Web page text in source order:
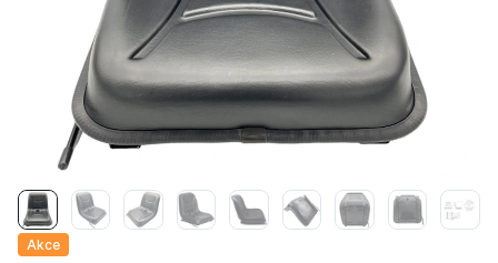
Akce